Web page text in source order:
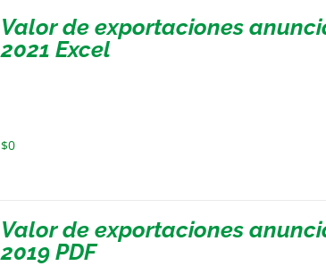
Valor de exportaciones
2021 Excel
$0
Valor de exportaciones
2019 PDF